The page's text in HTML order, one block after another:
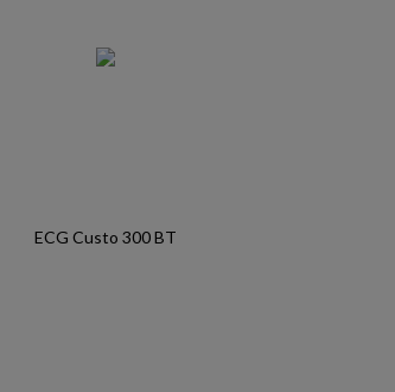
ECG Custo 300 BT